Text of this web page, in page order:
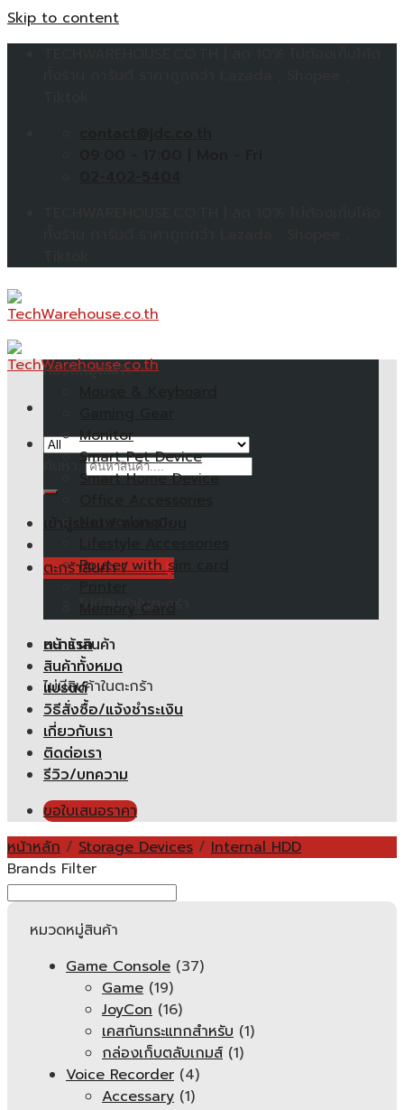
Skip to content
ตะกร้าสินค้า /0.00฿
ไม่มีสินค้าในตะกร้า
ตะกร้าสินค้า
ไม่มีสินค้าในตะกร้า
หมวดหมู่สินค้า
Monitor
Smart Pet Device
Smart Home Device
Router with sim card
Memory Card
หน้าแรก
สินค้าทั้งหมด
แบรนด์
วิธีสั่งซื้อ/แจ้งชำระเงิน
เกี่ยวกับเรา
ติดต่อเรา
รีวิว/บทความ
ขอใบเสนอราคา
หน้าหลัก / Storage Devices / Internal HDD
Brands Filter
หมวดหมู่สินค้า
Game Console (37)
Game (19)
JoyCon (16)
เคสกันกระแทกสำหรับ (1)
กล่องเก็บตลับเกมส์ (1)
Voice Recorder (4)
Accessary (1)